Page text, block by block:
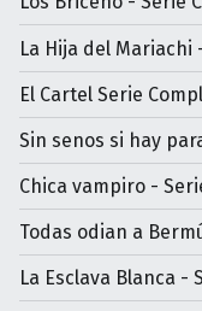
La Hija del Mariachi
El Cartel Serie
Sin senos si hay
Chica vampiro -
Todas odian a
La Esclava Blanca -